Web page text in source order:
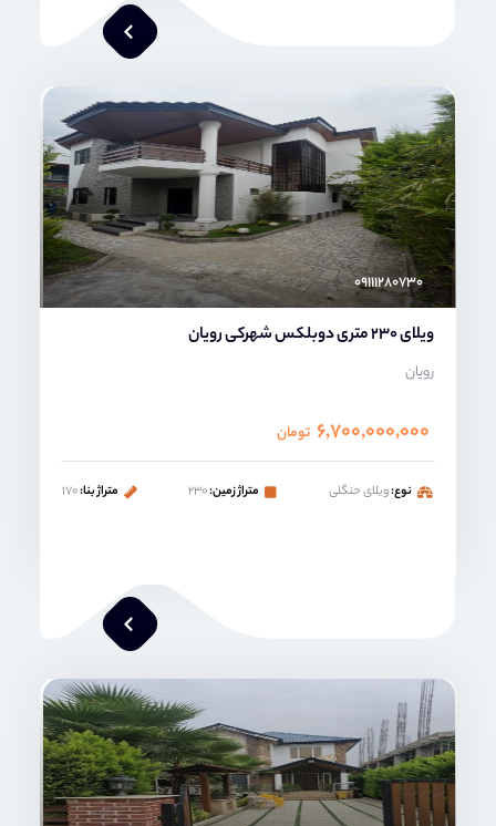
محمد صنعتی
۰۹۱۱۱۲۸۰۷۳۰
ویلای 230 متری دوبلکس شهرکی رویان
رویان
۶,۷۰۰,۰۰۰,۰۰۰ تومان
نوع:ویلای حنگلی متراژ زمین:۲۳۰ متراژ بنا:۱۷۰